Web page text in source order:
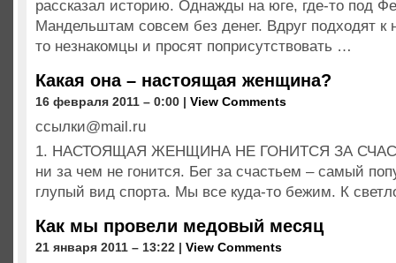
рассказал историю. Однажды на юге, где-то под
Мандельштам совсем без денег. Вдруг подходят к
то незнакомцы и просят поприсутствовать …
Какая она – настоящая женщина?
16 февраля 2011 – 0:00 | View Comments
ссылки@mail.ru
1. НАСТОЯЩАЯ ЖЕНЩИНА НЕ ГОНИТСЯ ЗА
ни за чем не гонится. Бег за счастьем – самый
глупый вид спорта. Мы все куда-то бежим. К
Как мы провели медовый месяц
21 января 2011 – 13:22 | View Comments